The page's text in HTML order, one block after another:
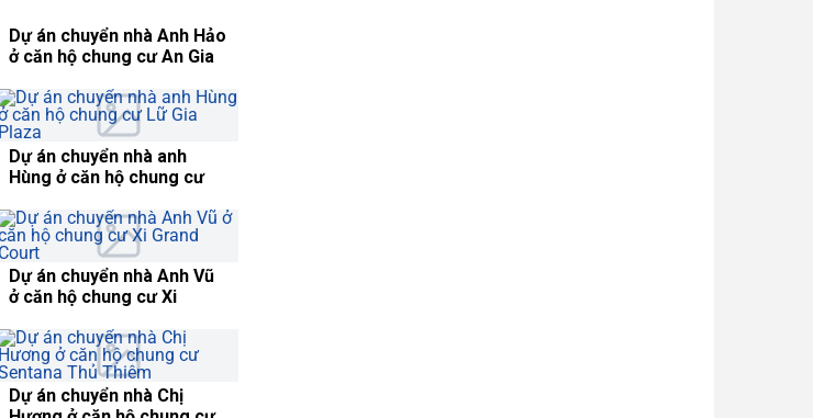
Dự án chuyển nhà Mr
Jonnie ở căn hộ chung cư
Dự án chuyển nhà Chị
Thanh ở căn hộ chung
cưJamona City
Hùng ở căn hộ chung cư
Lữ Gia Plaza
Dự án chuyển nhà Mr.
Nishant Bakshi ở căn hộ